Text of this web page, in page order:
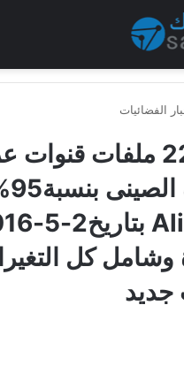
الفضائيات
احدث 22 ملفات
وشامل كل
جديد